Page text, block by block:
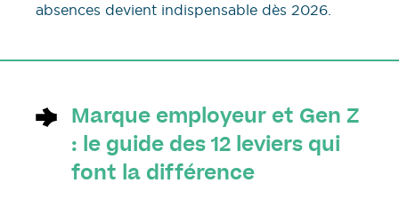
absences devient indispensable dès 2026.
Marque employeur et Gen Z
: le guide des 12 leviers qui
font la différence